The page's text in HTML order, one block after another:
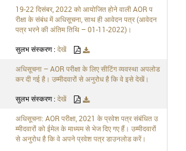
19-22 दिसंबर, 2022 को आयोजित होने वाली AOR प
रीक्षा के संबंध में अधिसूचना, साथ ही आवेदन पत्र (आवेदन
पत्र भरने की अंतिम तिथि – 01-11-2022)।
सुलभ संस्करण :देखें
अधिसूचना – AOR परीक्षा के लिए सीटिंग व्यवस्था अपलोड
कर दी गई है। उम्मीदवारों से अनुरोध है कि वे इसे देखें।
सुलभ संस्करण : देखें
अधिसूचना: AOR परीक्षा, 2021 के प्रवेश पत्र संबंधित उ
म्मीदवारों को ईमेल के माध्यम से भेज दिए गए हैं। उम्मीदवारों
से अनुरोध है कि वे अपने प्रवेश पत्र डाउनलोड करें।